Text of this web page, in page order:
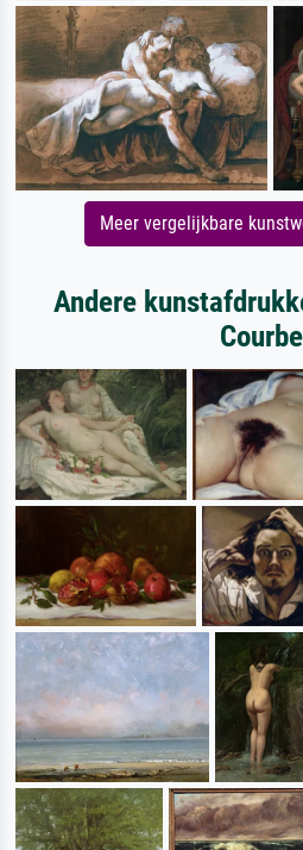
Meer vergelijkbare
Andere